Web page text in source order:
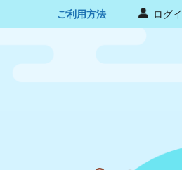
ご利用方法 ログ